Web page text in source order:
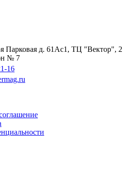
Парковая д. 61Ас1, ТЦ "Вектор", 2
№ 7
16